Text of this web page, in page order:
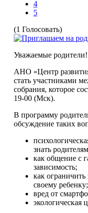
4
5
(1 Голосовать)
Уважаемые родители!
АНО «Центр
стать участниками
собрания, которое
19-00 (Мск).
В программу
обсуждение таких
знать
как общение с
зависимость;
как ограничить
своему ребенку;
вред от
экологическая